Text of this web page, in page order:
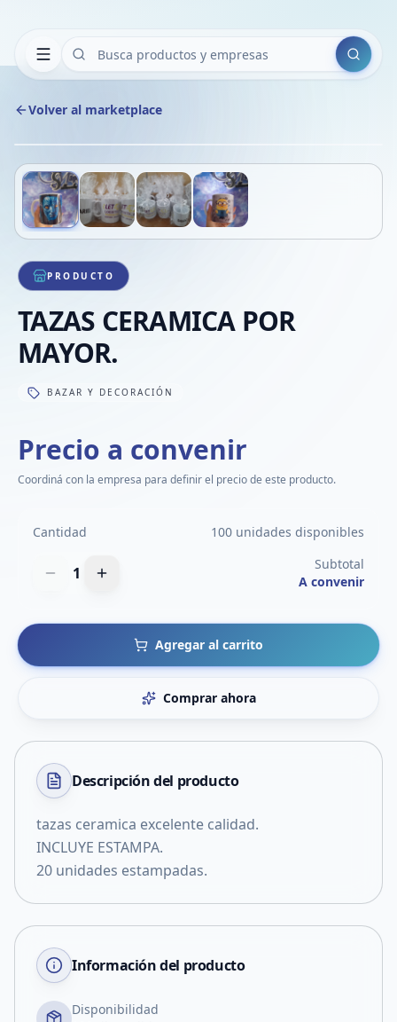
Buscar
Volver al marketplace
1/4
PRODUCTO
TAZAS CERAMICA POR
MAYOR.
BAZAR Y DECORACIÓN
Precio a convenir
Coordiná con la empresa para definir el precio de este producto.
Cantidad 100 unidades disponibles
1
Subtotal
A convenir
Agregar al carrito
Comprar ahora
Descripción del producto
tazas ceramica excelente calidad.
INCLUYE ESTAMPA.
20 unidades estampadas.
Información del producto
Disponibilidad